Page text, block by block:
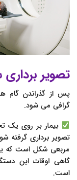
تصویر
پس از گذراندن گام
گرافی می شود.
بیمار بر روی یک
تصویر برداری
مربعی شکل است که
گاهی اوقات این
است.